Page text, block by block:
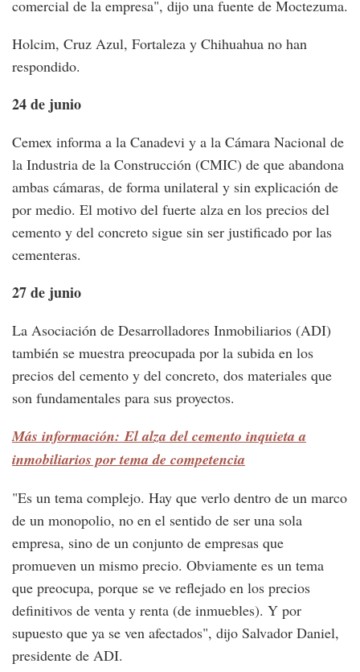
comercial de la empresa", dijo una fuente de Moctezuma.
Holcim, Cruz Azul, Fortaleza y Chihuahua no han
respondido.
24 de junio
Cemex informa a la Canadevi y a la Cámara Nacional de
la Industria de la Construcción (CMIC) de que abandona
ambas cámaras, de forma unilateral y sin explicación de
por medio. El motivo del fuerte alza en los precios del
cemento y del concreto sigue sin ser justificado por las
cementeras.
27 de junio
La Asociación de Desarrolladores Inmobiliarios (ADI)
también se muestra preocupada por la subida en los
precios del cemento y del concreto, dos materiales que
son fundamentales para sus proyectos.
Más información: El alza del cemento inquieta a
inmobiliarios por tema de competencia
"Es un tema complejo. Hay que verlo dentro de un marco
de un monopolio, no en el sentido de ser una sola
empresa, sino de un conjunto de empresas que
promueven un mismo precio. Obviamente es un tema
que preocupa, porque se ve reflejado en los precios
definitivos de venta y renta (de inmuebles). Y por
supuesto que ya se ven afectados", dijo Salvador Daniel,
presidente de ADI.